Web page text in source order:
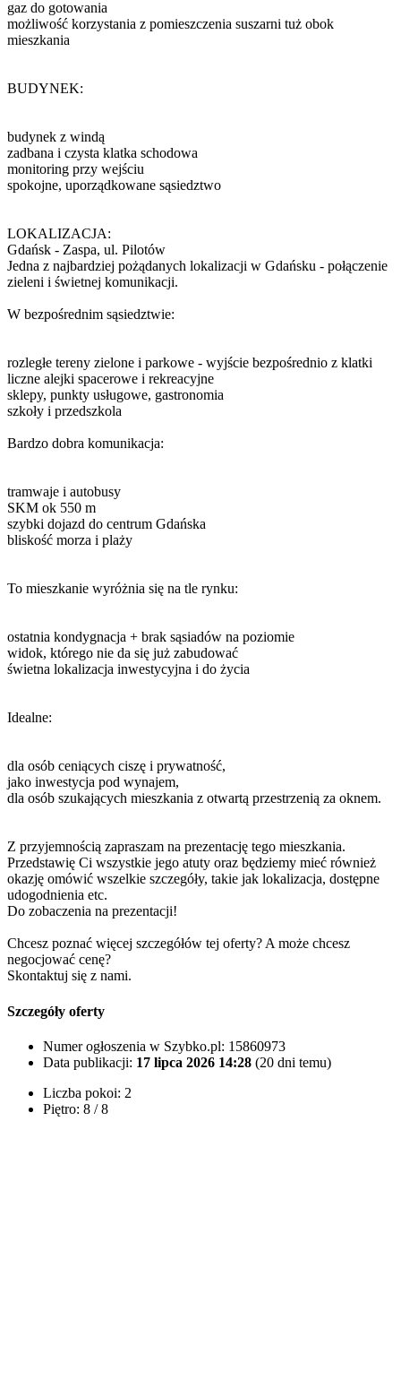
gaz do gotowania
możliwość korzystania z pomieszczenia suszarni tuż obok
mieszkania
BUDYNEK:
budynek z windą
zadbana i czysta klatka schodowa
monitoring przy wejściu
spokojne, uporządkowane sąsiedztwo
LOKALIZACJA:
Gdańsk - Zaspa, ul. Pilotów
Jedna z najbardziej pożądanych lokalizacji w Gdańsku - połączenie
zieleni i świetnej komunikacji.
W bezpośrednim sąsiedztwie:
rozległe tereny zielone i parkowe - wyjście bezpośrednio z klatki
liczne alejki spacerowe i rekreacyjne
sklepy, punkty usługowe, gastronomia
szkoły i przedszkola
Bardzo dobra komunikacja:
tramwaje i autobusy
SKM ok 550 m
szybki dojazd do centrum Gdańska
bliskość morza i plaży
To mieszkanie wyróżnia się na tle rynku:
ostatnia kondygnacja + brak sąsiadów na poziomie
widok, którego nie da się już zabudować
świetna lokalizacja inwestycyjna i do życia
Idealne:
dla osób ceniących ciszę i prywatność,
jako inwestycja pod wynajem,
dla osób szukających mieszkania z otwartą przestrzenią za oknem.
Z przyjemnością zapraszam na prezentację tego mieszkania.
Przedstawię Ci wszystkie jego atuty oraz będziemy mieć również
okazję omówić wszelkie szczegóły, takie jak lokalizacja, dostępne
udogodnienia etc.
Do zobaczenia na prezentacji!
Chcesz poznać więcej szczegółów tej oferty? A może chcesz
negocjować cenę?
Skontaktuj się z nami.
Szczegóły oferty
Numer ogłoszenia w Szybko.pl: 15860973
Data publikacji: 17 lipca 2026 14:28 (20 dni temu)
Liczba pokoi: 2
Piętro: 8 / 8